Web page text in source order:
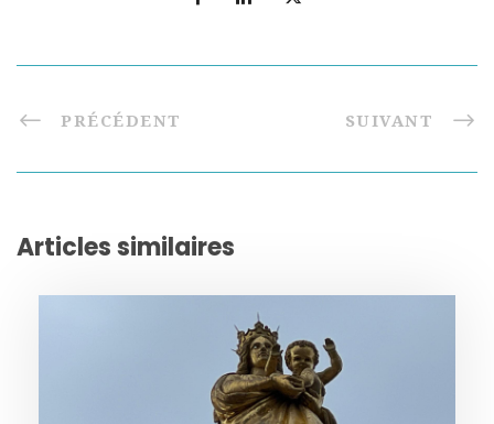
PRÉCÉDENT SUIVANT
Articles similaires